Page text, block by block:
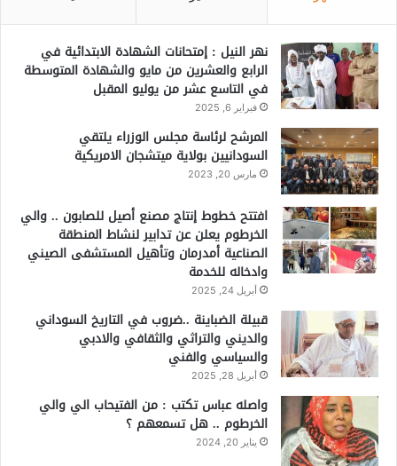
نهر النيل : إمتحانات الشهادة الابتدائية في
الرابع والعشرين من مايو والشهادة المتوسطة
في التاسع عشر من يوليو المقبل
فبراير 6, 2025
المرشح لرئاسة مجلس الوزراء يلتقي
السودانيين بولاية ميتشجان الامريكية
مارس 20, 2023
افتتح خطوط إنتاج مصنع أصيل للصابون .. والي
الخرطوم يعلن عن تدابير لنشاط المنطقة
الصناعية أمدرمان وتأهيل المستشفى الصيني
وادخاله للخدمة
أبريل 24, 2025
قبيلة الضباينة ..ضروب في التاريخ السوداني
والديني والتراثي والثقافي والادبي
والسياسي والفني
أبريل 28, 2025
واصله عباس تكتب : من الفتيحاب الي والي
الخرطوم .. هل تسمعهم ؟
يناير 20, 2024